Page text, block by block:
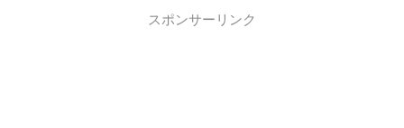
スポンサーリンク